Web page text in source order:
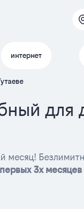
интернет
для
месяц!
3х